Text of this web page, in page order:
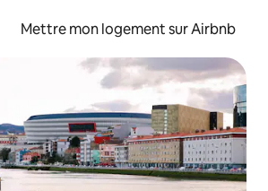
Mettre mon logement sur Airbnb